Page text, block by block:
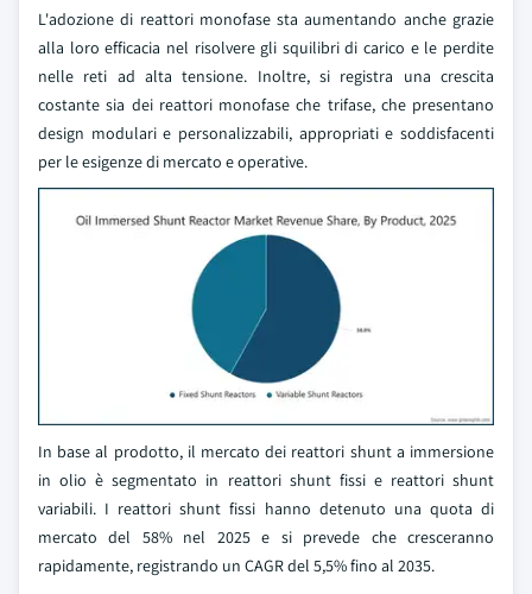
L'adozione di reattori monofase sta aumentando anche grazie
alla loro efficacia nel risolvere gli squilibri di carico e le perdite
nelle reti ad alta tensione. Inoltre, si registra una crescita
costante sia dei reattori monofase che trifase, che presentano
design modulari e personalizzabili, appropriati e soddisfacenti
per le esigenze di mercato e operative.
In base al prodotto, il mercato dei reattori shunt a immersione
in olio è segmentato in reattori shunt fissi e reattori shunt
variabili. I reattori shunt fissi hanno detenuto una quota di
mercato del 58% nel 2025 e si prevede che cresceranno
rapidamente, registrando un CAGR del 5,5% fino al 2035.